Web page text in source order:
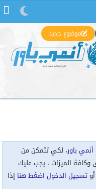
موضوع جديد
باور، لكي تتمكن من
الميزات ، يجب عليك
أوتسجيل الدخول اضغط هنا إذا